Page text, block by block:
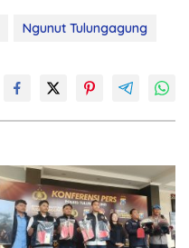
Ngunut Tulungagung